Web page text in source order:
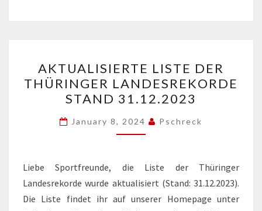
LISTE
DER
THÜRINGER
LANDESREKORDE
STAND
AKTUALISIERTE LISTE DER
THÜRINGER LANDESREKORDE
STAND 31.12.2023
January 8, 2024 Pschreck
Liebe Sportfreunde, die Liste der Thüringer
Landesrekorde wurde aktualisiert (Stand: 31.12.2023).
Die Liste findet ihr auf unserer Homepage unter